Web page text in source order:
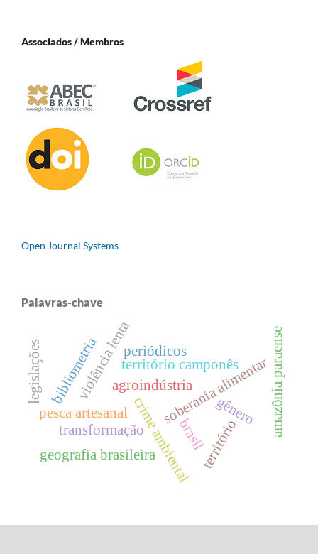
Associados / Membros
Open Journal Systems
Palavras-chave
território camponês
violência lentaagroindústriasoberania alimentaramazônia paraense
crime ambientalterritório
gênero
pesca artesanal
geografia brasileira
bibliometria periódicos
legislações
brasil
transformação